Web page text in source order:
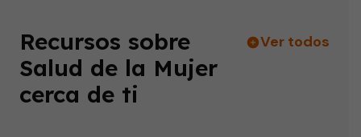
Recursos sobre
Salud de la Mujer
cerca de ti
Ver todos